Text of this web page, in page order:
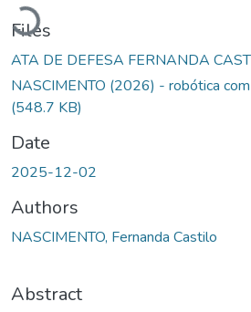
Files
ATA DE DEFESA FERNANDA
NASCIMENTO (2026) - robótica
(548.7 KB)
Date
2025-12-02
Authors
NASCIMENTO, Fernanda Castilo
Abstract